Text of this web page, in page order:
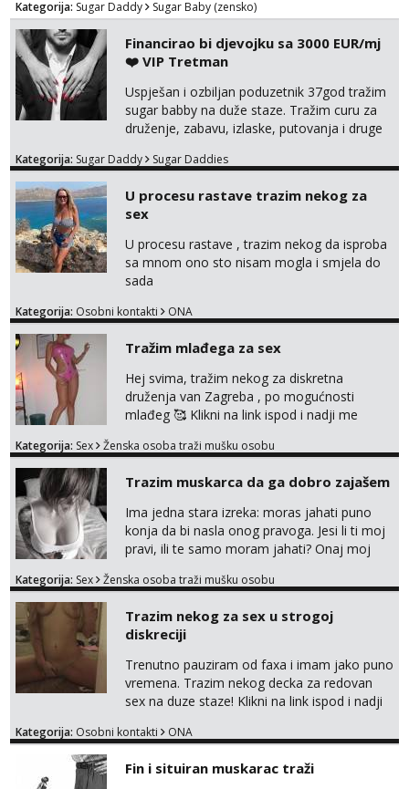
Kategorija: Sugar Daddy Sugar Baby (zensko)
Financirao bi djevojku sa 3000 EUR/mj
❤️ VIP Tretman
Uspješan i ozbiljan poduzetnik 37god tražim
sugar babby na duže staze. Tražim curu za
druženje, zabavu, izlaske, putovanja i druge
otvorena, komunikativna, zgodna i atraktivna
markodalic37@gmail.com
Kategorija: Sugar Daddy Sugar Daddies
U procesu rastave trazim nekog za
sex
U procesu rastave , trazim nekog da isproba
sa mnom ono sto nisam mogla i smjela do
sada
Kategorija: Osobni kontakti ONA
Tražim mlađega za sex
Hej svima, tražim nekog za diskretna
druženja van Zagreba , po mogućnosti
mlađeg 🥰 Klikni na link ispod i nadji me
Kategorija: Sex Ženska osoba traži mušku osobu
Trazim muskarca da ga dobro zajašem
Ima jedna stara izreka: moras jahati puno
konja da bi nasla onog pravoga. Jesi li ti moj
pravi, ili te samo moram jahati? Onaj moj
na sexdater link i javi mi se tamo....
Kategorija: Sex Ženska osoba traži mušku osobu
Trazim nekog za sex u strogoj
diskreciji
Trenutno pauziram od faxa i imam jako puno
vremena. Trazim nekog decka za redovan
sex na duze staze! Klikni na link ispod i nadji
Kategorija: Osobni kontakti ONA
Fin i situiran muskarac traži